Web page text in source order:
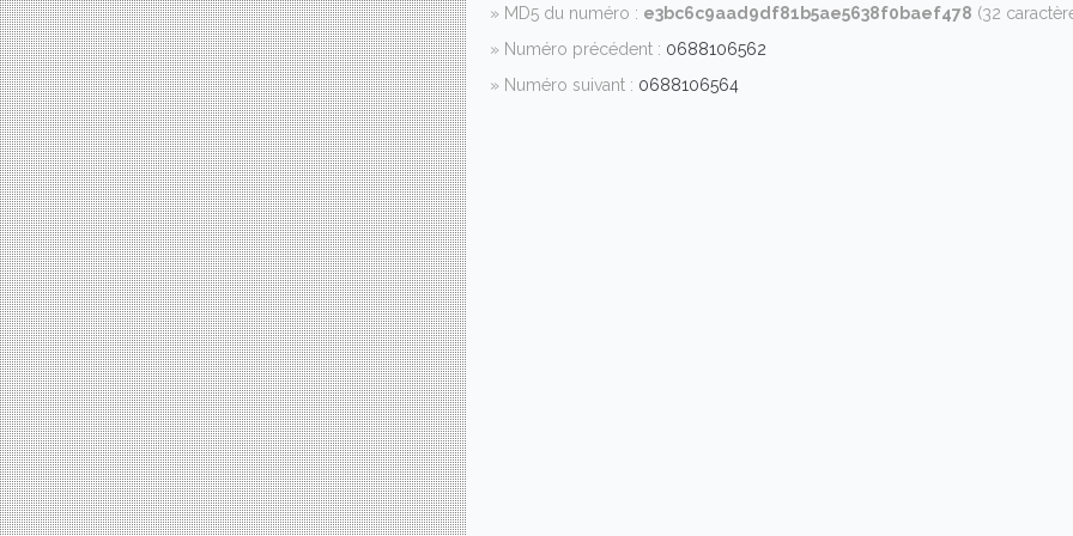
» MD5 du numéro : e3bc6c9aad9df81b5ae5638f0baef478 (32
» Numéro précédent : 0688106562
» Numéro suivant : 0688106564